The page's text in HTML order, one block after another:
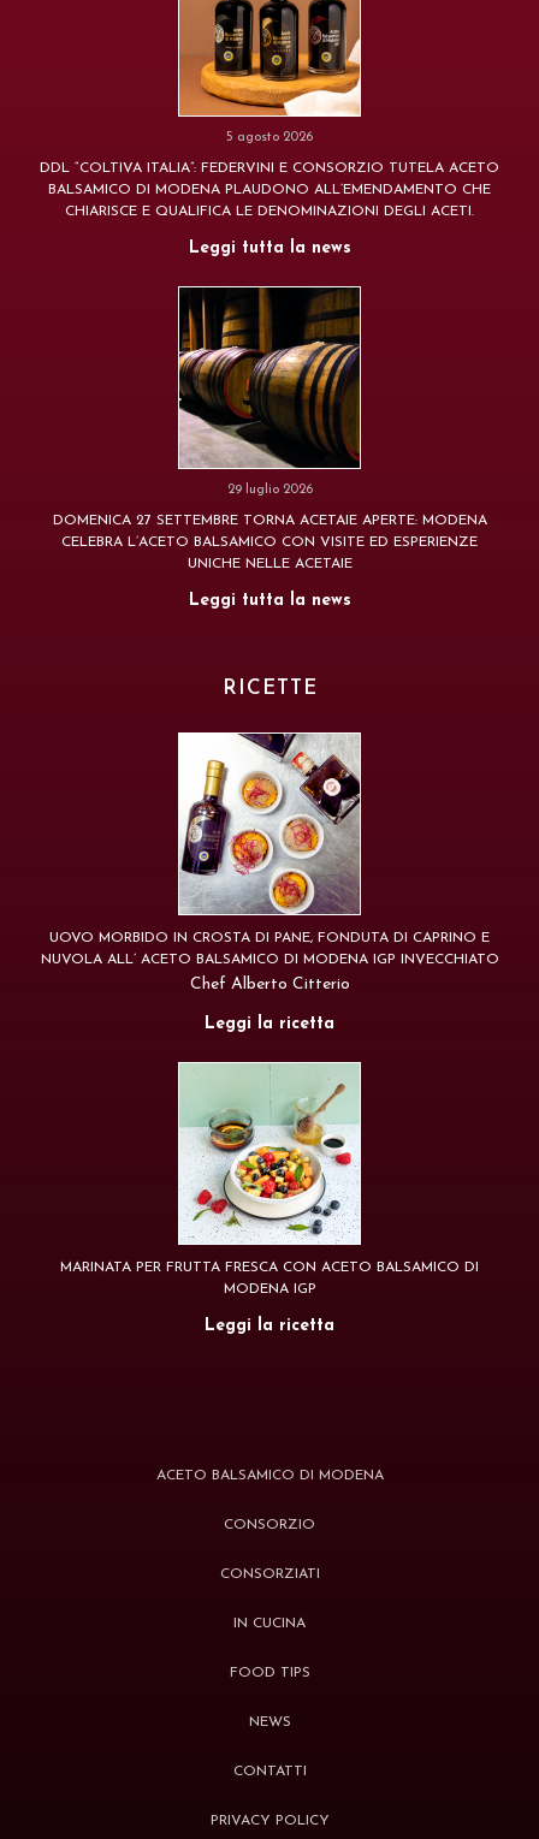
5 agosto 2026
DDL “COLTIVA ITALIA”: FEDERVINI E CONSORZIO TUTELA ACETO
BALSAMICO DI MODENA PLAUDONO ALL’EMENDAMENTO CHE
CHIARISCE E QUALIFICA LE DENOMINAZIONI DEGLI ACETI.
Leggi tutta la news
29 luglio 2026
DOMENICA 27 SETTEMBRE TORNA ACETAIE APERTE: MODENA
CELEBRA L’ACETO BALSAMICO CON VISITE ED ESPERIENZE
UNICHE NELLE ACETAIE
Leggi tutta la news
RICETTE
UOVO MORBIDO IN CROSTA DI PANE, FONDUTA DI CAPRINO E
NUVOLA ALL’ ACETO BALSAMICO DI MODENA IGP INVECCHIATO
Chef Alberto Citterio
Leggi la ricetta
MARINATA PER FRUTTA FRESCA CON ACETO BALSAMICO DI
MODENA IGP
Leggi la ricetta
ACETO BALSAMICO DI MODENA
CONSORZIO
CONSORZIATI
IN CUCINA
FOOD TIPS
NEWS
CONTATTI
PRIVACY POLICY